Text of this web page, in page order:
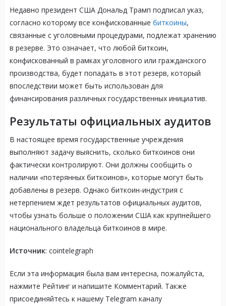
Недавно президент США Дональд Трамп подписал указ,
согласно которому все конфискованные биткоины,
связанные с уголовными процедурами, подлежат хранению
в резерве. Это означает, что любой биткоин,
конфискованный в рамках уголовного или гражданского
производства, будет попадать в этот резерв, который
впоследствии может быть использован для
финансирования различных государственных инициатив.
Результаты официальных аудитов
В настоящее время государственные учреждения
выполняют задачу выяснить, сколько биткоинов они
фактически контролируют. Они должны сообщить о
наличии «потерянных биткоинов», которые могут быть
добавлены в резерв. Однако биткоин-индустрия с
нетерпением ждет результатов официальных аудитов,
чтобы узнать больше о положении США как крупнейшего
национального владельца биткоинов в мире.
Источник: cointelegraph
Если эта информация была вам интересна, пожалуйста,
нажмите Рейтинг и напишите Комментарий. Также
присоединяйтесь к нашему Telegram каналу